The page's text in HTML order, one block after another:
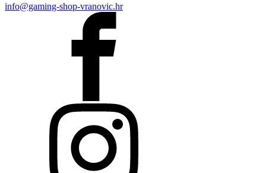
info@gaming-shop-vranovic.hr